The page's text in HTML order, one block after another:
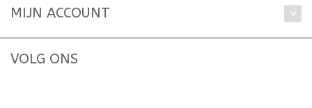
MIJN ACCOUNT
VOLG ONS